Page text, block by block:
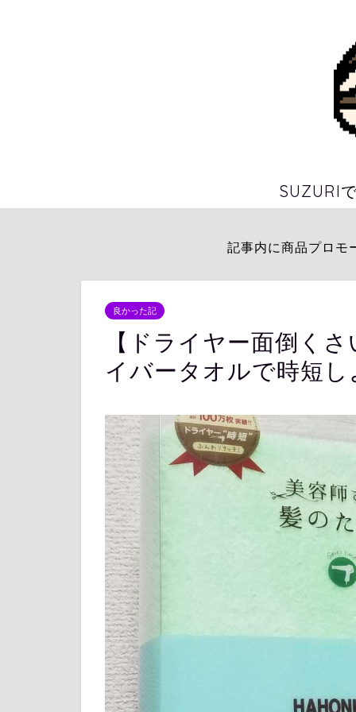
SUZURI
記事内に商品プロモ
良かった記
【ドライヤー面倒く
イバータオルで時短し